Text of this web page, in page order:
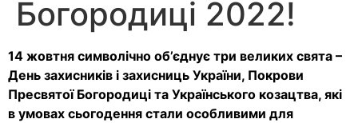
Богородиці 2022!
14 жовтня символічно об’єднує три великих свята –
День захисників і захисниць України, Покрови
Пресвятої Богородиці та Українського козацтва, які
в умовах сьогодення стали особливими для